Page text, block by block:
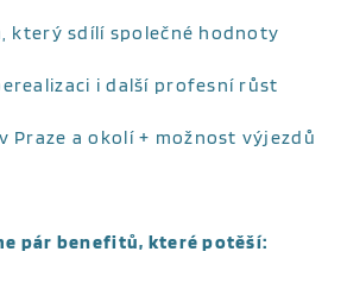
který sdílí společné hodnoty
i další profesní růst
Praze a okolí + možnost výjezdů
pár benefitů, které potěší: